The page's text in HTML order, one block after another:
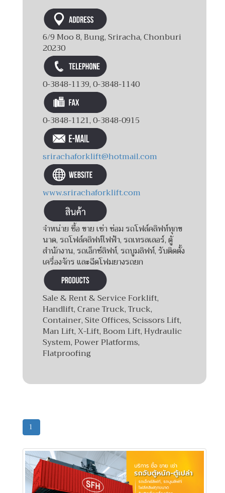
6/9 Moo 8, Bung, Sriracha, Chonburi
20230
0-3848-1139, 0-3848-1140
0-3848-1121, 0-3848-0915
srirachaforklift@hotmail.com
www.srirachaforklift.com
จำหน่าย ซื้อ ขาย เช่า ซ่อม รถโฟล์คลิฟท์ทุกข
นาด, รถโฟล์คลิฟท์ไฟฟ้า, รถเทรลเลอร์, ตู้
สำนักงาน, รถเอ็กซ์ลิฟท์, รถบูมลิฟท์, รับติดตั้ง
เครื่องจักร และฉีดโฟมยางรถยก
Sale & Rent & Service Forklift,
Handlift, Crane Truck, Truck,
Container, Site Offices, Scissors Lift,
Man Lift, X-Lift, Boom Lift, Hydraulic
System, Power Platforms,
Flatproofing
1